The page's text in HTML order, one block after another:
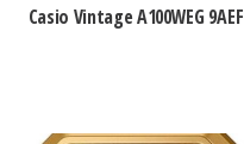
Casio Vintage A100WEG 9AEF